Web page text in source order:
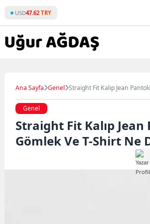
content
USD47.62 TRY
Ana Sayfa Genel Straight Fit Kalıp Jean
Genel
Straight Fit Kalıp
Gömlek Ve T-Shirt Ne